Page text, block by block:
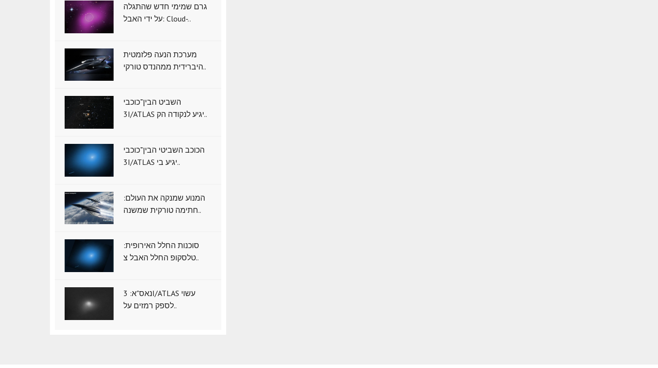
גרם שמימי חדש שהתגלה
על ידי האבל: Cloud-..
מערכת הנעה פלזמטית
היברידית ממהנדס טורקי..
השביט הבין־כוכבי
3I/ATLAS יגיע לנקודה הק..
הכוכב השביטי הבין־כוכבי
3I/ATLAS יגיע בי..
המנוע שמנקה את העולם:
חתימה טורקית שמשנה..
סוכנות החלל האירופית:
טלסקופ החלל האבל צ..
נאס"א: ‏3I/ATLAS עשוי
לספק רמזים על..